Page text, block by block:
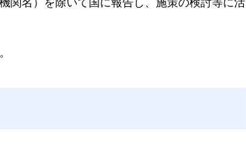
関名）を除いて国に報告し、施策の検討等に活